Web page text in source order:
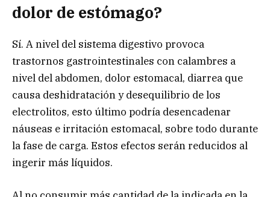
dolor de estómago?
Sí. A nivel del sistema digestivo provoca
trastornos gastrointestinales con calambres a
nivel del abdomen, dolor estomacal, diarrea que
causa deshidratación y desequilibrio de los
electrolitos, esto último podría desencadenar
náuseas e irritación estomacal, sobre todo durante
la fase de carga. Estos efectos serán reducidos al
ingerir más líquidos.